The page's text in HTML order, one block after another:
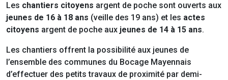
Les chantiers citoyens argent de poche sont ouverts aux
jeunes de 16 à 18 ans (veille des 19 ans) et les actes
citoyens argent de poche aux jeunes de 14 à 15 ans.
Les chantiers offrent la possibilité aux jeunes de
l’ensemble des communes du Bocage Mayennais
d’effectuer des petits travaux de proximité par demi-